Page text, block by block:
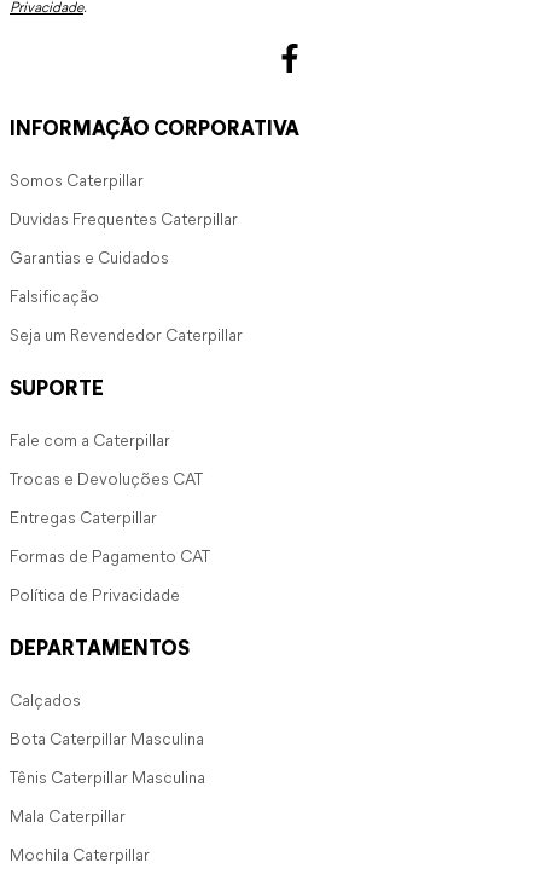
Privacidade.
INFORMAÇÃO CORPORATIVA
Somos Caterpillar
Duvidas Frequentes Caterpillar
Garantias e Cuidados
Falsificação
Seja um Revendedor Caterpillar
SUPORTE
Fale com a Caterpillar
Trocas e Devoluções CAT
Entregas Caterpillar
Formas de Pagamento CAT
Política de Privacidade
DEPARTAMENTOS
Calçados
Bota Caterpillar Masculina
Tênis Caterpillar Masculina
Mala Caterpillar
Mochila Caterpillar